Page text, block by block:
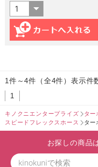
1件～4件（全4件）表示件
1
キノクニエンタープライズ
タ
スピードフレックスホース
タ
お探しの商品